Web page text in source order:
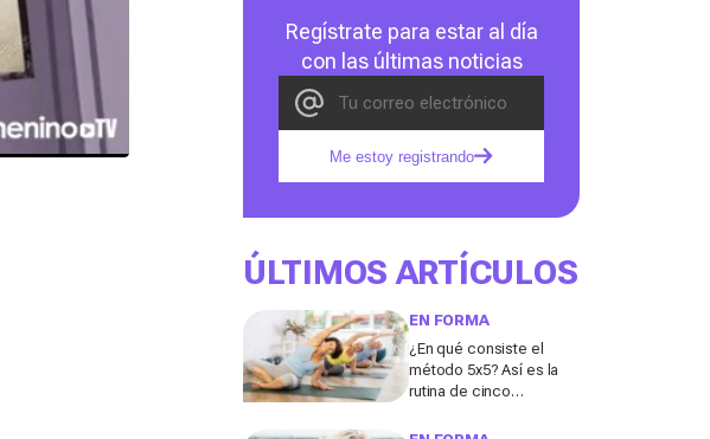
Regístrate para estar al día
con las últimas noticias
Me estoy registrando
ÚLTIMOS ARTÍCULOS
EN FORMA
¿En qué consiste el
método 5x5? Así es la
rutina de cinco
fortalecer el abdomen